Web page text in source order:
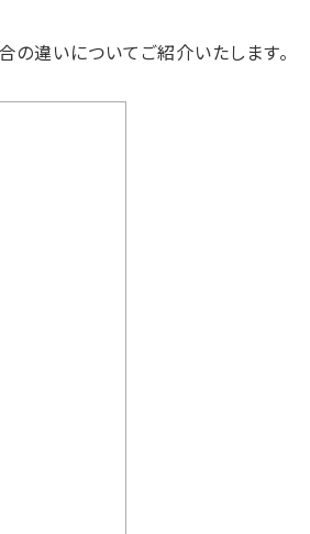
の違いについてご紹介いたします。